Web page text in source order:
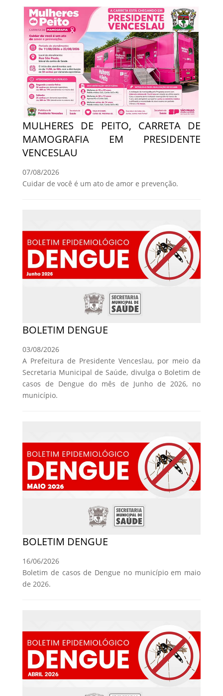
MULHERES DE PEITO, CARRETA DE
MAMOGRAFIA EM PRESIDENTE
VENCESLAU
07/08/2026
Cuidar de você é um ato de amor e prevenção.
BOLETIM DENGUE
03/08/2026
A Prefeitura de Presidente Venceslau, por meio da
Secretaria Municipal de Saúde, divulga o Boletim de
casos de Dengue do mês de Junho de 2026, no
município.
BOLETIM DENGUE
16/06/2026
Boletim de casos de Dengue no município em maio
de 2026.